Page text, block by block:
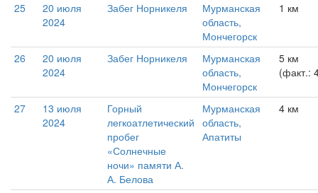
25
20 июля
2024
Забег Норникеля
Мурманская
область,
Мончегорск
1 км
26
20 июля
2024
Забег Норникеля
Мурманская
область,
Мончегорск
5 км
(факт.:
27
13 июля
2024
Горный
легкоатлетический
пробег
«Солнечные
ночи» памяти А.
А. Белова
Мурманская
область,
Апатиты
4 км